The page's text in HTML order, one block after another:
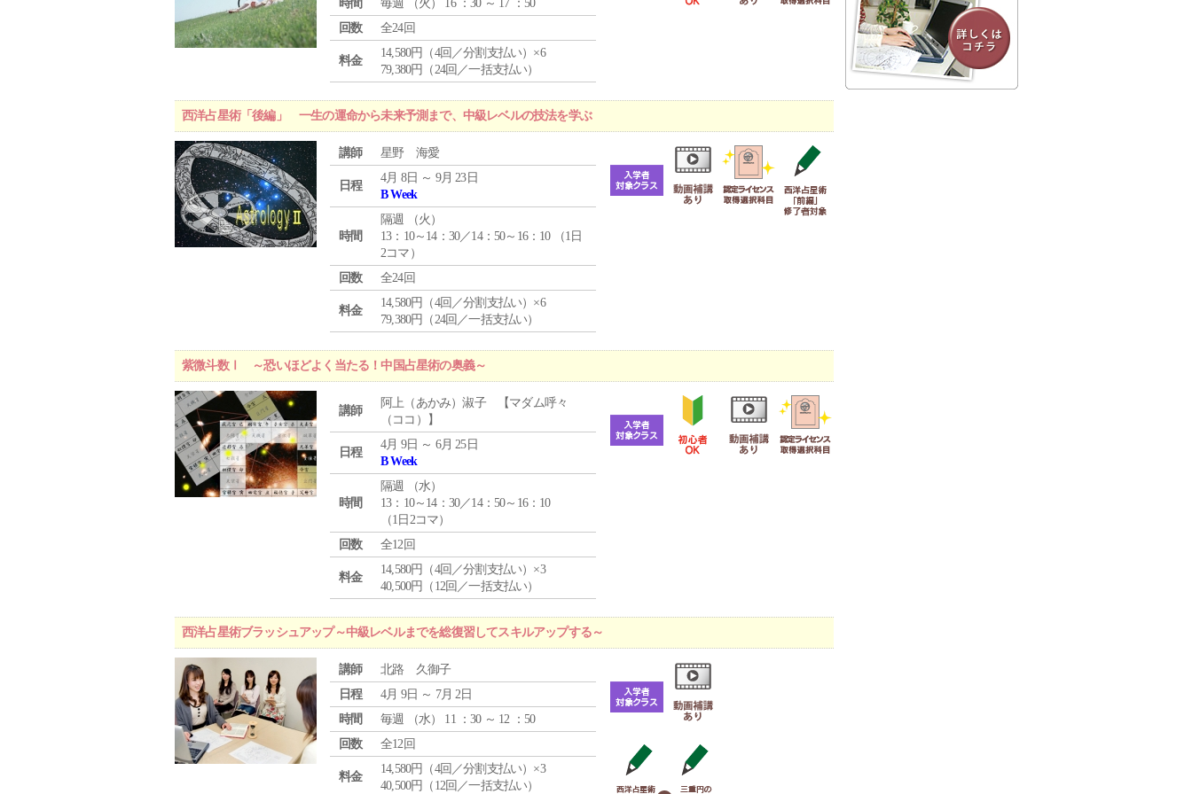
時間 毎週 （ 火 ） 16 ：30 ～ 17 ：50
回数
全24回
料金
14,580円（4回／分割支払い）×6
79,380円（24回／一括支払い）
西洋占星術「後編」 一生の運命から未来予測まで、中級レベルの技法を学ぶ
講師 星野 海愛
日程
4月 8日 ～ 9月 23日
B Week
時間
隔週 （火 ）
13：10～14：30／14：50～16：10 （1日
2コマ）
回数
全24回
料金
14,580円（4回／分割支払い）×6
79,380円（24回／一括支払い）
紫微斗数Ⅰ ～恐いほどよく当たる！中国占星術の奥義～
講師
阿上（あかみ）淑子 【マダム呼々
（ココ）】
日程
4月 9日 ～ 6月 25日
B Week
時間
隔週 （水）
13：10～14：30／14：50～16：10
（1日2コマ）
回数
全12回
料金
14,580円（4回／分割支払い）×3
40,500円（12回／一括支払い）
西洋占星術ブラッシュアップ～中級レベルまでを総復習してスキルアップする～
講師
北路 久御子
日程
4月 9日 ～ 7月 2日
時間
毎週 （水） 11 ：30 ～ 12 ：50
回数
全12回
料金
14,580円（4回／分割支払い）×3
40,500円（12回／一括支払い）